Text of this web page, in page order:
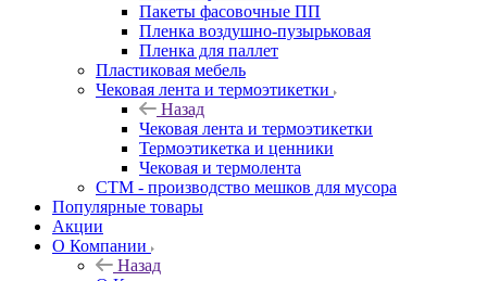
Пакеты фасовочные ПП
Пленка воздушно-пузырьковая
Пленка для паллет
Пластиковая мебель
Чековая лента и термоэтикетки
Назад
Чековая лента и термоэтикетки
Термоэтикетка и ценники
Чековая и термолента
СТМ - производство мешков для мусора
Популярные товары
Акции
О Компании
Назад